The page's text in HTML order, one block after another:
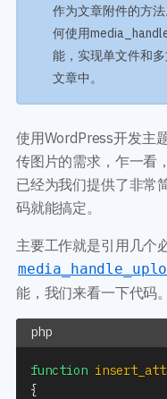
插件案例
资源
主题推荐
插件推荐
开发教程
主题开发分享
后台开发定制
开发文档手册
网站管理运营
WP新闻资讯
作为文章附件的方
何使用
能，实现单文件和
文章中。
使用WordPress开发主
传图片的需求，乍一看
已经为我们提供了非常
码就能搞定。
主要工作就是引用几个
能，我们来看一下代码。
function
{